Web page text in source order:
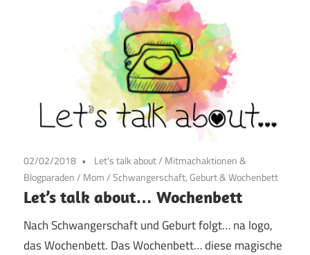
02/02/2018 Let's talk about/ Mitmachaktionen &
Blogparaden/ Mom/Schwangerschaft, Geburt & Wochenbett
Let’s talk about… Wochenbett
Nach Schwangerschaft und Geburt folgt… na logo,
das Wochenbett. Das Wochenbett… diese magische